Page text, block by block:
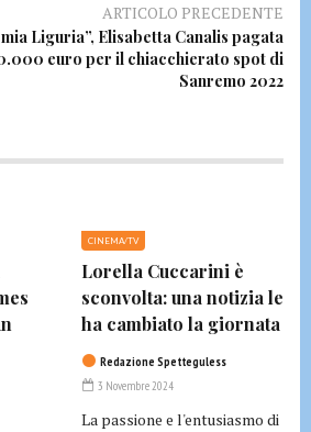
ARTICOLO PRECEDENTE
mia Liguria”, Elisabetta Canalis pagata
euro per il chiacchierato spot di
Sanremo 2022
CINEMA/TV
Lorella Cuccarini è
sconvolta: una notizia le
ha cambiato la giornata
Redazione Spetteguless
3 Novembre 2024
La passione e l'entusiasmo di